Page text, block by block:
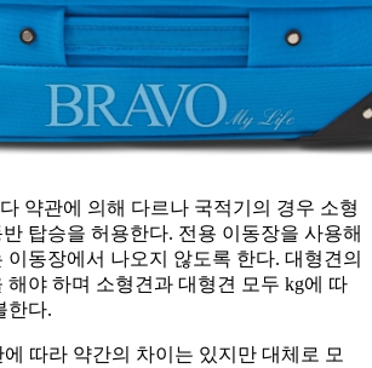
약관에 의해 다르나 국적기의 경우 소형
탑승을 허용한다. 전용 이동장을 사용해
이동장에서 나오지 않도록 한다. 대형견의
해야 하며 소형견과 대형견 모두 kg에 따
한다.
따라 약간의 차이는 있지만 대체로 모